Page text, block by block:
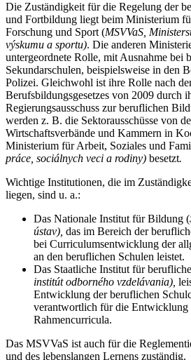
Die Zuständigkeit für die Regelung der
und Fortbildung liegt beim Ministerium
Forschung und Sport (MSVVaS,
výskumu a sportu). Die anderen
untergeordnete Rolle, mit Ausnahme bei
Sekundarschulen, beispielsweise in den
Polizei. Gleichwohl ist ihre Rolle nach
Berufsbildungsgesetzes von 2009 durch
Regierungsausschuss zur beruflichen
werden z. B. die Sektorausschüsse von
Wirtschaftsverbände und Kammern in
Ministerium für Arbeit, Soziales und
práce, sociálnych veci a rodiny) besetzt.
Wichtige Institutionen, die im
liegen, sind u. a.:
Das Nationale Institut für Bildung (
ústav), das im Bereich der
bei Curriculumsentwicklung der
an den beruflichen Schulen leistet.
Das Staatliche Institut für
institút odborného vzdelávania),
Entwicklung der beruflichen
verantwortlich für die Entwicklung
Rahmencurricula.
Das MSVVaS ist auch für die
und des lebenslangen Lernens zuständig.